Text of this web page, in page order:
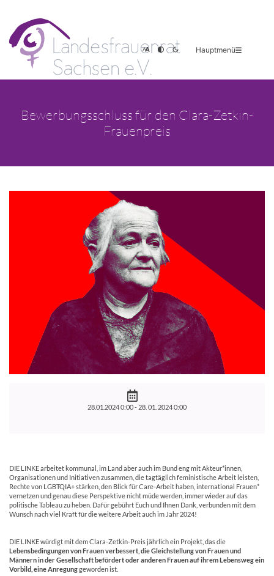
Hauptmenü
Bewerbungsschluss für den Clara-Zetkin-
Frauenpreis
28.01.2024 0:00 -28. 01. 2024 0:00
DIE LINKE arbeitet kommunal, im Land aber auch im Bund eng mit Akteur*innen,
Organisationen und Initiativen zusammen, die tagtäglich feministische Arbeit leisten,
Rechte von LGBTQIA+ stärken, den Blick für Care-Arbeit haben, international Frauen*
vernetzen und genau diese Perspektive nicht müde werden, immer wieder auf das
politische Tableau zu heben. Dafür gebührt Euch und Ihnen Dank, verbunden mit dem
Wunsch nach viel Kraft für die weitere Arbeit auch im Jahr 2024!
DIE LINKE würdigt mit dem Clara-Zetkin-Preis jährlich ein Projekt, das die
Lebensbedingungen von Frauen verbessert, die Gleichstellung von Frauen und
Männern in der Gesellschaft befördert oder anderen Frauen auf ihrem Lebensweg ein
Vorbild, eine Anregunggeworden ist.